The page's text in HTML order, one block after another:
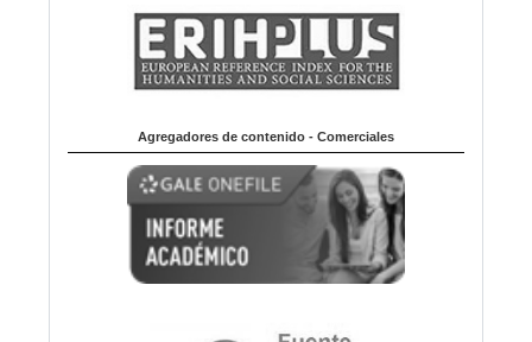
Agregadores de contenido - Comerciales